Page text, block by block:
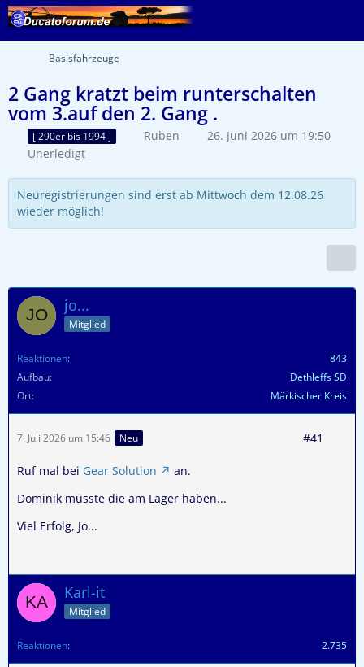
Basisfahrzeuge
2 Gang kratzt beim runterschalten
vom 3.auf den 2. Gang .
[ 290er bis 1994 ] Ruben
26. Juni 2026 um 19:50
Unerledigt
Neuregistrierungen sind erst ab Mittwoch dem 12.08.26
wieder möglich!
jo...
Mitglied
Reaktionen
843
Aufbau
Dethleffs SD
Ort
Märkischer Kreis
7. Juli 2026 um 15:46 Neu #41
Ruf mal bei Gear Solution
an.
Dominik müsste die am Lager haben...
Viel Erfolg, Jo...
Karl-it
Mitglied
Reaktionen 2.735